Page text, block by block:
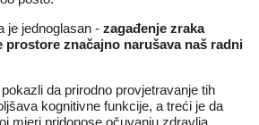
je jednoglasan - zagađenje zraka
prostore značajno narušava naš radni
da prirodno provjetravanje tih
kognitivne funkcije, a treći je da
mjeri pridonose očuvanju zdravlja